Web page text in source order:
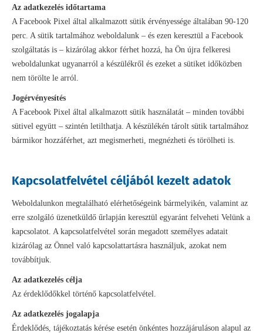
Az adatkezelés időtartama
A Facebook Pixel által alkalmazott sütik érvényessége általában 90-120
perc. A sütik tartalmához weboldalunk – és ezen keresztül a Facebook
szolgáltatás is – kizárólag akkor férhet hozzá, ha Ön újra felkeresi
weboldalunkat ugyanarról a készülékről és ezeket a sütiket időközben
nem törölte le arról.
Jogérvényesítés
A Facebook Pixel által alkalmazott sütik használatát – minden további
sütivel együtt – szintén letilthatja. A készülékén tárolt sütik tartalmához
bármikor hozzáférhet, azt megismerheti, megnézheti és törölheti is.
Kapcsolatfelvétel céljából kezelt adatok
Weboldalunkon megtalálható elérhetőségeink bármelyikén, valamint az
erre szolgáló üzenetküldő űrlapján keresztül egyaránt felveheti Velünk a
kapcsolatot. A kapcsolatfelvétel során megadott személyes adatait
kizárólag az Önnel való kapcsolattartásra használjuk, azokat nem
továbbítjuk.
Az adatkezelés célja
Az érdeklődőkkel történő kapcsolatfelvétel.
Az adatkezelés jogalapja
Érdeklődés, tájékoztatás kérése esetén önkéntes hozzájáruláson alapul az